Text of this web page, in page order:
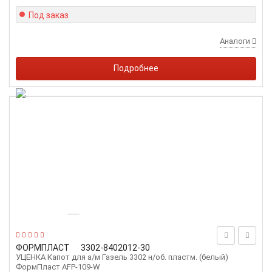
Под заказ
Аналоги
Подробнее
ФОРМПЛАСТ 3302-8402012-30
УЦЕНКА Капот для а/м Газель 3302 н/об. пластм. (белый)
ФормПласт AFP-109-W